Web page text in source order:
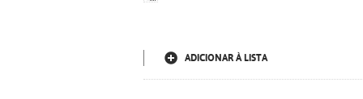
ADICIONAR À LISTA